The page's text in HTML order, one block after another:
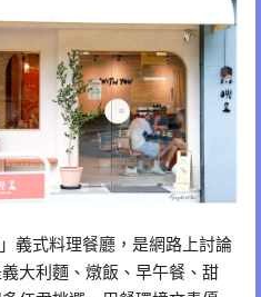
義式料理餐廳，是網路上討論
大利麵、燉飯、早午餐、甜